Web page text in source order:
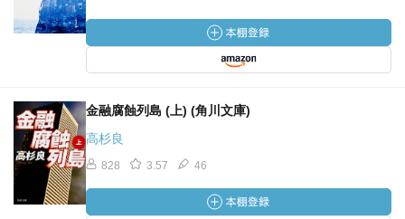
金融腐蝕列島 (上) (角川文庫)
高杉良
828 3.57 46